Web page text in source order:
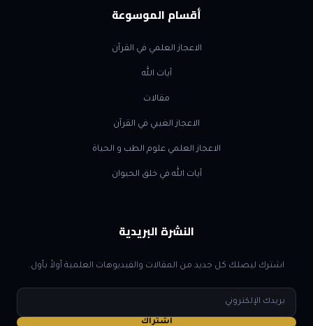
أقسام الموسوعة
الاعجاز العلمي في القرآن
آيات الله
مقالات
الاعجاز الغيبي في القرآن
الاعجاز العلمي علوم الطب و الحياة
آيات الله في خلق الحيوان
النشرة البريدية
اشترك ليصلك كل جديد من المقالات والفيديوهات العلمية أولاً بأول.
البريد
الإلكتروني
اشتراك